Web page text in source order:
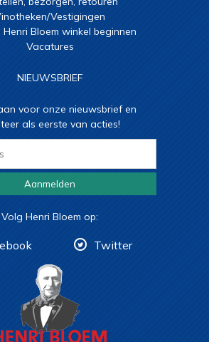
Vestigingen
Henri Bloem winkel beginnen
Vacatures
NIEUWSBRIEF
voor onze nieuwsbrief en
als eerste van acties!
Aanmelden
Volg Henri Bloem op:
Twitter